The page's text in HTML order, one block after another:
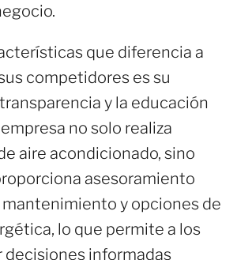
que diferencia a
competidores es su
y la educación
no solo realiza
aire acondicionado, sino
asesoramiento
y opciones de
lo que permite a los
informadas